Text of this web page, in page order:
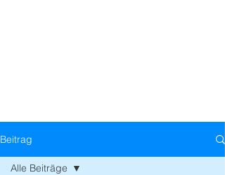
Beitrag
Alle Beiträge